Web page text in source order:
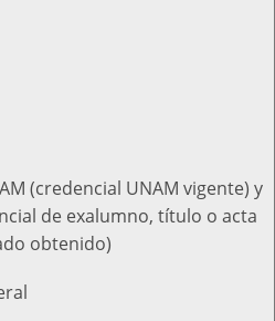
(credencial UNAM vigente) y
de exalumno, título o acta
obtenido)